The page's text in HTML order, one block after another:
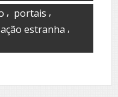
, portais ,
estranha ,